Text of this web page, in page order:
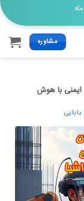
مشاوره
جهان در سال ۲۰۲۶: تحول ایمنی با هوش
بابایی